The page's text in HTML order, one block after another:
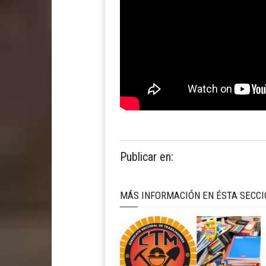
Publicar en:
MÁS INFORMACIÓN EN ÉSTA